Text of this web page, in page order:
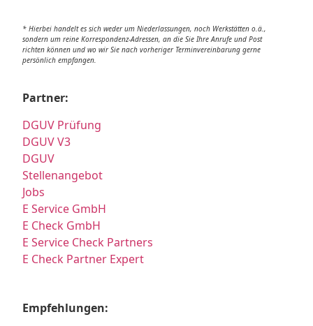
* Hierbei handelt es sich weder um Niederlassungen, noch Werkstätten o.ä.,
sondern um reine Korrespondenz-Adressen, an die Sie Ihre Anrufe und Post
richten können und wo wir Sie nach vorheriger Terminvereinbarung gerne
persönlich empfangen.
Partner:
DGUV Prüfung
DGUV V3
DGUV
Stellenangebot
Jobs
E Service GmbH
E Check GmbH
E Service Check Partners
E Check Partner Expert
Empfehlungen: